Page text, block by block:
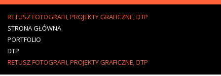
RETUSZ FOTOGRAFII, PROJEKTY GRAFICZNE, DTP
STRONA GŁÓWNA
PORTFOLIO
DTP
RETUSZ FOTOGRAFII, PROJEKTY GRAFICZNE, DTP